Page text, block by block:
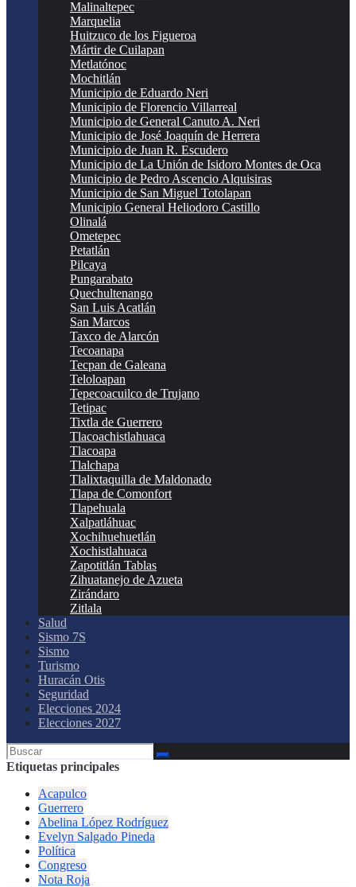
Malinaltepec
Marquelia
Huitzuco de los Figueroa
Mártir de Cuilapan
Metlatónoc
Mochitlán
Municipio de Eduardo Neri
Municipio de Florencio Villarreal
Municipio de General Canuto A. Neri
Municipio de José Joaquín de Herrera
Municipio de Juan R. Escudero
Municipio de La Unión de Isidoro Montes de Oca
Municipio de Pedro Ascencio Alquisiras
Municipio de San Miguel Totolapan
Municipio General Heliodoro Castillo
Olinalá
Ometepec
Petatlán
Pilcaya
Pungarabato
Quechultenango
San Luis Acatlán
San Marcos
Taxco de Alarcón
Tecoanapa
Tecpan de Galeana
Teloloapan
Tepecoacuilco de Trujano
Tetipac
Tixtla de Guerrero
Tlacoachistlahuaca
Tlacoapa
Tlalchapa
Tlalixtaquilla de Maldonado
Tlapa de Comonfort
Tlapehuala
Xalpatláhuac
Xochihuehuetlán
Xochistlahuaca
Zapotitlán Tablas
Zihuatanejo de Azueta
Zirándaro
Zitlala
Salud
Sismo 7S
Sismo
Turismo
Huracán Otis
Seguridad
Elecciones 2024
Elecciones 2027
Etiquetas principales
Acapulco
Guerrero
Abelina López Rodríguez
Evelyn Salgado Pineda
Política
Congreso
Nota Roja